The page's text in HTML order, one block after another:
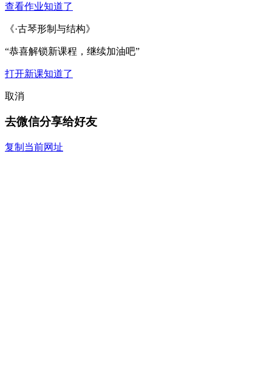
查看作业知道了
《·古琴形制与结构》
“恭喜解锁新课程，继续加油吧”
打开新课知道了
取消
去微信分享给好友
复制当前网址